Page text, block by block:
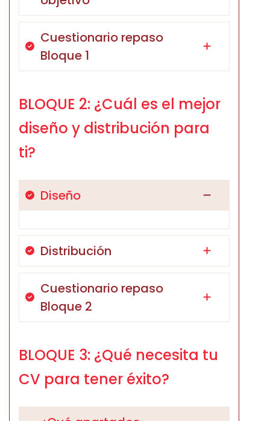
Cuestionario repaso
Bloque 1
BLOQUE 2: ¿Cuál es el mejor
diseño y distribución para
ti?
Diseño
Distribución
Cuestionario repaso
Bloque 2
BLOQUE 3: ¿Qué necesita tu
CV para tener éxito?